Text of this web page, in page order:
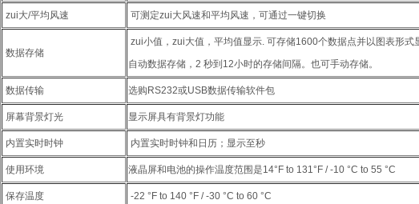
zui大/平均风速 可测定zui大风速和平均风速，可通过一键切换
数据存储
zui小值，zui大值，平均值显示. 可存储1600个数据点并以图表形式
自动数据存储，2 秒到12小时的存储间隔。也可手动存储。
数据传输 选购RS232或USB数据传输软件包
屏幕背景灯光 显示屏具有背景灯功能
内置实时时钟 内置实时时钟和日历；显示至秒
使用环境 液晶屏和电池的操作温度范围是14°F to 131°F / -10 °C to 55 °C
保存温度 -22 °F to 140 °F / -30 °C to 60 °C